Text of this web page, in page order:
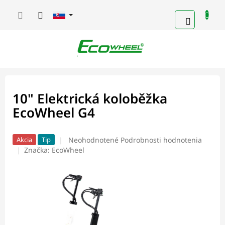
KOŠÍK
10" Elektrická koloběžka
EcoWheel G4
Akcia Tip
Priemerné
hodnotenie
0,0
5
hviezdičiek.
Neohodnotené Podrobnosti hodnotenia
Značka: EcoWheel